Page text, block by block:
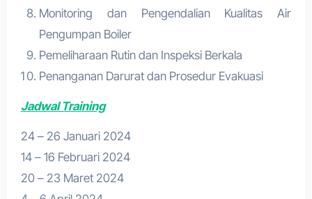
Monitoring dan Pengendalian Kualitas Air
Pengumpan Boiler
Pemeliharaan Rutin dan Inspeksi Berkala
Penanganan Darurat dan Prosedur Evakuasi
Jadwal Training
24 – 26 Januari 2024
14 – 16 Februari 2024
20 – 23 Maret 2024